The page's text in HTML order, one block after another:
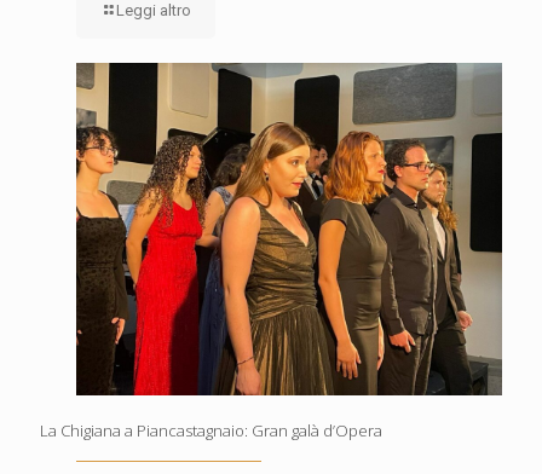
Leggi altro
La Chigiana a Piancastagnaio: Gran galà d’Opera